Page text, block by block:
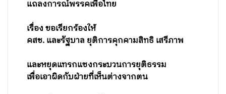
แถลงการณ์พรรคเพื่อไทย
เรื่อง ขอเรียกร้องให้
คสช. และรัฐบาล ยุติการคุกคามสิทธิ เสรีภาพ
และหยุดแทรกแซงกระบวนการยุติธรรม
เพื่อเอาผิดกับฝ่ายที่เห็นต่างจากตน